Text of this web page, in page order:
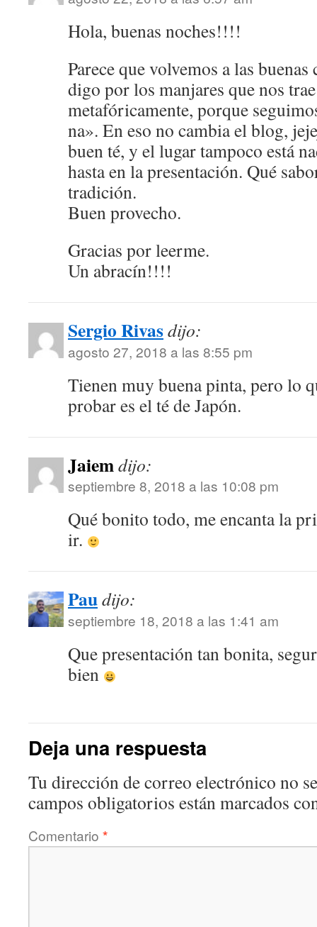
Hola, buenas noches!!!!
Parece que volvemos a las
digo por los manjares que nos
metafóricamente, porque
na». En eso no cambia el blog,
buen té, y el lugar tampoco está
hasta en la presentación. Qué
tradición.
Buen provecho.
Gracias por leerme.
Un abracín!!!!
Sergio Rivasdijo:
agosto 27, 2018 a las 8:55 pm
Tienen muy buena pinta, pero lo
probar es el té de Japón.
Jaiemdijo:
septiembre 8, 2018 a las 10:08 pm
Qué bonito todo, me encanta la
ir.
Paudijo:
septiembre 18, 2018 a las 1:41 am
Que presentación tan bonita,
bien
Deja una respuesta
Tu dirección de correo electrónico no
campos obligatorios están marcados
Comentario *